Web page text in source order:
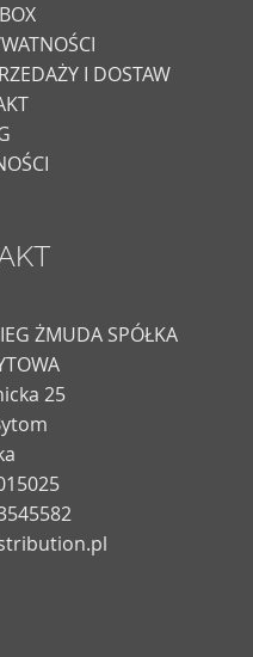
I DOSTAW
ŻMUDA SPÓŁKA
25